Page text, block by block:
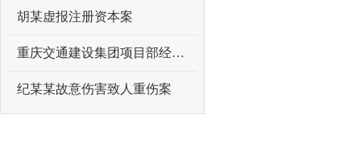
胡某虚报注册资本案
重庆交通建设集团项目部经理吴某某受贿案
纪某某故意伤害致人重伤案